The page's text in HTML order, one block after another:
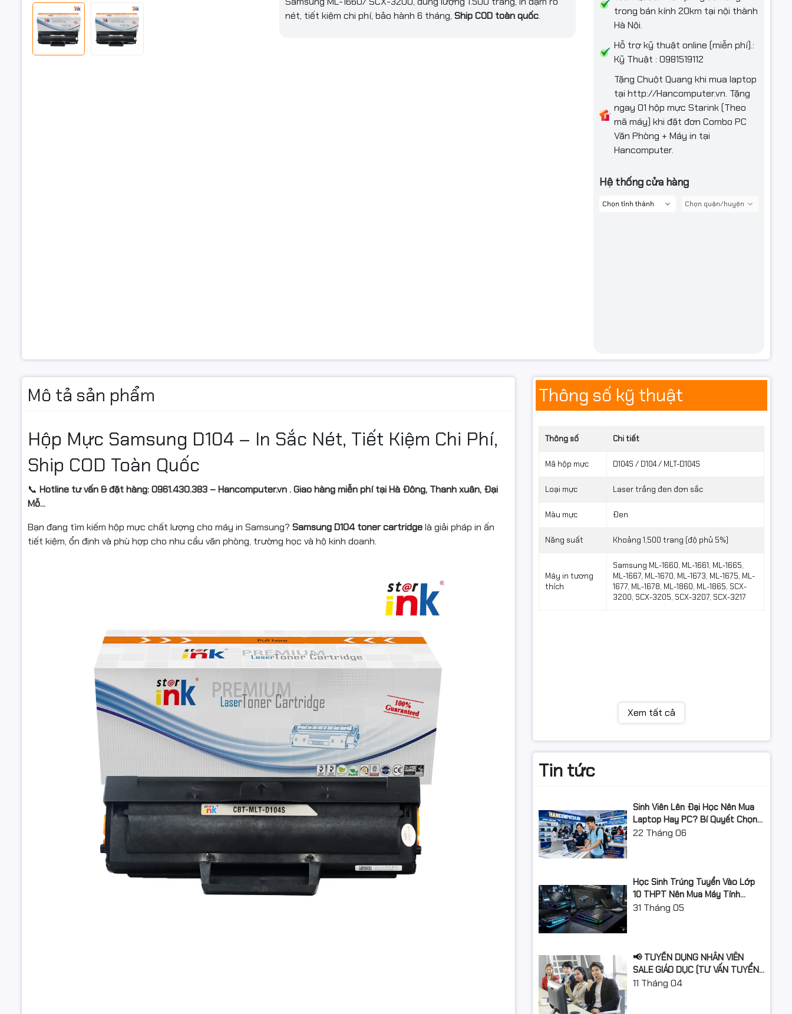
nét, tiết kiệm chi phí, bảo hành 6 tháng, Ship COD toàn quốc.
trong bán kính 20km tại nội thành
Hà Nội.
Hỗ trợ kỹ thuật online (miễn phí).:
Kỹ Thuật : 0981519112
Tặng Chuột Quang khi mua laptop
tại http://Hancomputer.vn. Tặng
ngay 01 hộp mực Starink (Theo
mã máy) khi đặt đơn Combo PC
Văn Phòng + Máy in tại
Hancomputer.
Hệ thống cửa hàng
Mô tả sản phẩm
Hộp Mực Samsung D104 – In Sắc Nét, Tiết Kiệm Chi Phí,
Ship COD Toàn Quốc
📞 Hotline tư vấn & đặt hàng: 0961.430.383 – Hancomputer.vn . Giao hàng miễn phí tại Hà Đông, Thanh xuân, Đại
Mỗ...
Bạn đang tìm kiếm hộp mực chất lượng cho máy in Samsung? Samsung D104 toner cartridgelà giải pháp in ấn
tiết kiệm, ổn định và phù hợp cho nhu cầu văn phòng, trường học và hộ kinh doanh.
Thông số kỹ thuật
Thông số Chi tiết
Mã hộp mực D104S / D104 / MLT-D104S
Loại mực Laser trắng đen đơn sắc
Màu mực Đen
Năng suất Khoảng 1,500 trang (độ phủ 5%)
Máy in tương
thích
Samsung ML-1660, ML-1661, ML-1665,
ML-1667, ML-1670, ML-1673, ML-1675, ML-
1677, ML-1678, ML-1860, ML-1865, SCX-
3200, SCX-3205, SCX-3207, SCX-3217
Xem tất cả
Tin tức
Sinh Viên Lên Đại Học Nên Mua
Laptop Hay PC? Bí Quyết Chọn
Máy Tính Đúng Nhu Cầu, Không
22 Tháng 06
Học Sinh Trúng Tuyển Vào Lớp
10 THPT Nên Mua Máy Tính
Laptop Gì Năm Học 2026 -
31 Tháng 05
📢 TUYỂN DỤNG NHÂN VIÊN
SALE GIÁO DỤC (TƯ VẤN TUYỂN
SINH)
11 Tháng 04